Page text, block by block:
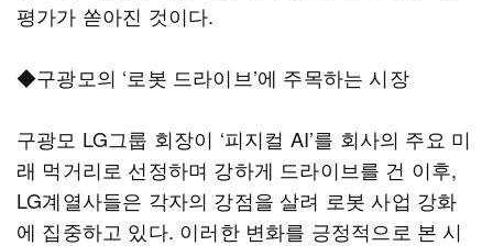
평가가 쏟아진 것이다.
◆구광모의 ‘로봇 드라이브’에 주목하는 시장
구광모 LG그룹 회장이 ‘피지컬 AI’를 회사의 주요 미
래 먹거리로 선정하며 강하게 드라이브를 건 이후,
LG계열사들은 각자의 강점을 살려 로봇 사업 강화
에 집중하고 있다. 이러한 변화를 긍정적으로 본 시